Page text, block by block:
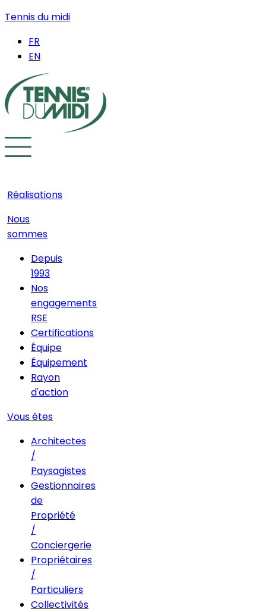
Tennis du midi
FR
EN
Réalisations
Nous
sommes
Depuis
1993
Nos
engagements
RSE
Certifications
Équipe
Équipement
Rayon
d'action
Vous êtes
Architectes
/
Paysagistes
Gestionnaires
de
Propriété
/
Conciergerie
Propriétaires
/
Particuliers
Collectivités